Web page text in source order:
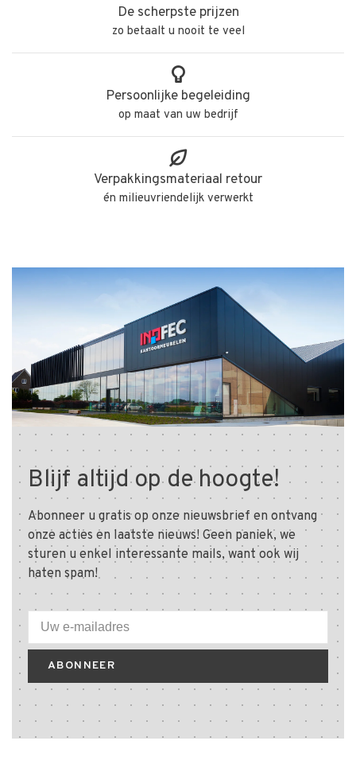
De scherpste prijzen
zo betaalt u nooit te veel
Persoonlijke begeleiding
op maat van uw bedrijf
Verpakkingsmateriaal retour
én milieuvriendelijk verwerkt
Blijf altijd op de hoogte!
Abonneer u gratis op onze nieuwsbrief en ontvang
onze acties en laatste nieuws! Geen paniek, we
sturen u enkel interessante mails, want ook wij
haten spam!
ABONNEER